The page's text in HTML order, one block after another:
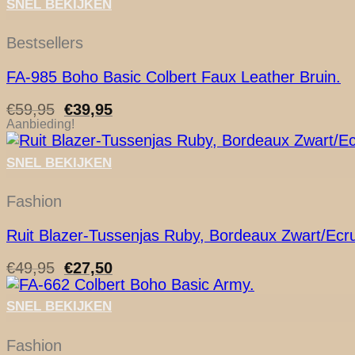
SNEL BEKIJKEN
Bestsellers
FA-985 Boho Basic Colbert Faux Leather Bruin.
€59,95 Oorspronkelijke
prijs
was:
€59,95.
€39,95Huidige
is:
€39,95.
Aanbieding!
SNEL BEKIJKEN
Fashion
Ruit Blazer-Tussenjas Ruby, Bordeaux Zwart/
€49,95 Oorspronkelijke
prijs
was:
€49,95.
€27,50Huidige
prijs
is:
€27,50.
SNEL BEKIJKEN
Fashion